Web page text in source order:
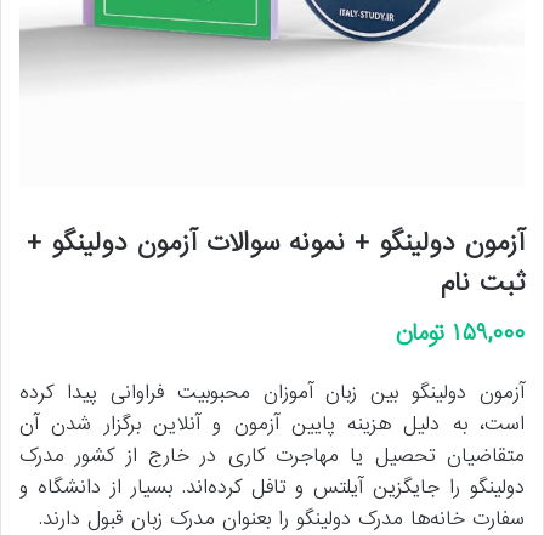
آزمون دولینگو + نمونه سوالات آزمون دولینگو +
ثبت نام
۱۵۹,۰۰۰ تومان
آزمون دولینگو بین زبان آموزان محبوبیت فراوانی پیدا کرده
است، به دلیل هزینه پایین آزمون و آنلاین برگزار شدن آن
متقاضیان تحصیل یا مهاجرت کاری در خارج از کشور مدرک
دولینگو را جایگزین آیلتس و تافل کرده‌اند. بسیار از دانشگاه و
سفارت خانه‌ها مدرک دولینگو را بعنوان مدرک زبان قبول دارند.